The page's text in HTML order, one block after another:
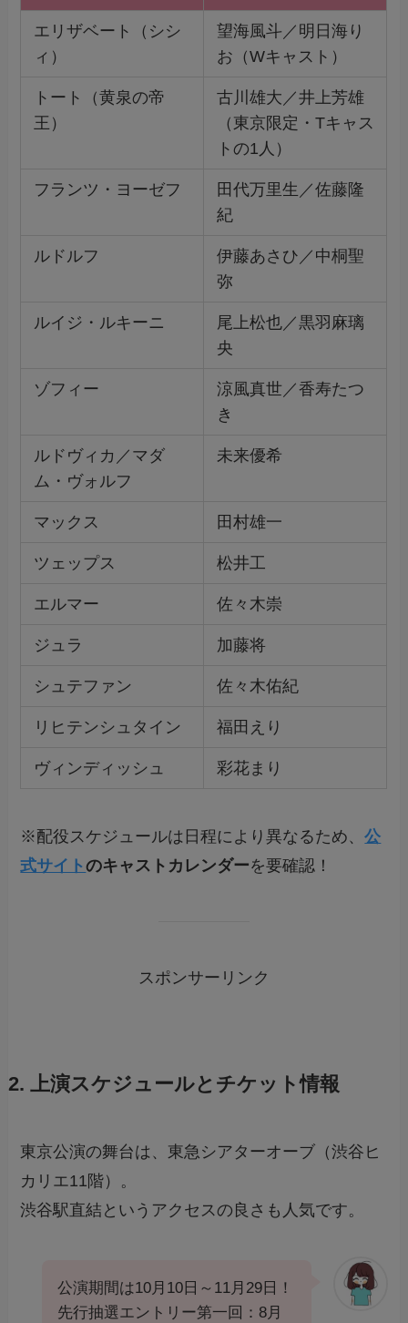
エリザベート（シシ
ィ）
望海風斗／明日海り
お（Wキャスト）
トート（黄泉の帝
王）
古川雄大／井上芳雄
（東京限定・Tキャス
トの1人）
フランツ・ヨーゼフ
田代万里生／佐藤隆
紀
ルドルフ
伊藤あさひ／中桐聖
弥
ルイジ・ルキーニ
尾上松也／黒羽麻璃
央
ゾフィー
涼風真世／香寿たつ
き
ルドヴィカ／マダ
ム・ヴォルフ
未来優希
マックス 田村雄一
ツェップス 松井工
エルマー 佐々木崇
ジュラ 加藤将
シュテファン 佐々木佑紀
リヒテンシュタイン 福田えり
ヴィンディッシュ 彩花まり
※配役スケジュールは日程により異なるため、公
式サイトのキャストカレンダーを要確認！
スポンサーリンク
2. 上演スケジュールとチケット情報
東京公演の舞台は、東急シアターオーブ（渋谷ヒ
カリエ11階）。
渋谷駅直結というアクセスの良さも人気です。
公演期間は10月10日～11月29日！
先行抽選エントリー第一回：8月